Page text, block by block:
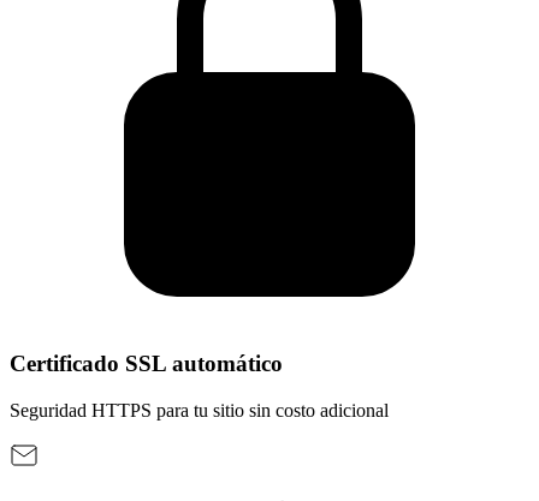
Certificado SSL automático
Seguridad HTTPS para tu sitio sin costo adicional